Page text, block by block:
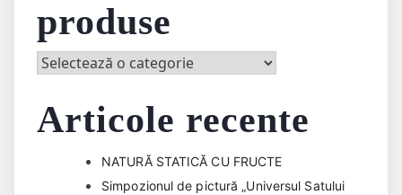
produse
Articole recente
NATURĂ STATICĂ CU FRUCTE
Simpozionul de pictură „Universul Satului